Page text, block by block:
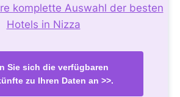
komplette Auswahl der besten
Hotels in Nizza
Sie sich die verfügbaren
zu Ihren Daten an >>.